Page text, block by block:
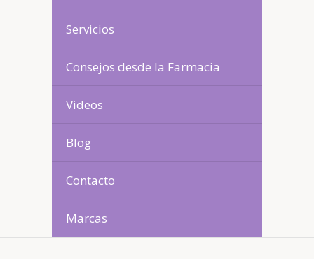
Servicios
Consejos desde la Farmacia
Videos
Blog
Contacto
Marcas